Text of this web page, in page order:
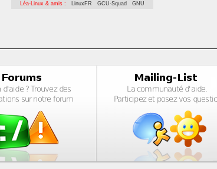
Léa-Linux & amis : LinuxFR GCU-Squad GNU